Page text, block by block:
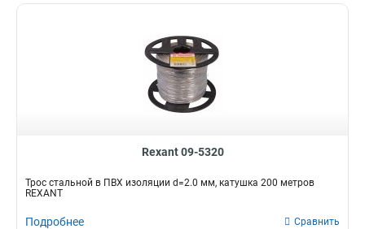
Rexant 09-5320
Трос стальной в ПВХ изоляции d=2.0 мм, катушка 200 метров
REXANT
Подробнее Сравнить